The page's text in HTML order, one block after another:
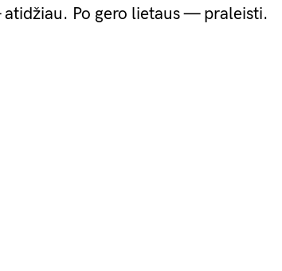
Po gero lietaus — praleisti.